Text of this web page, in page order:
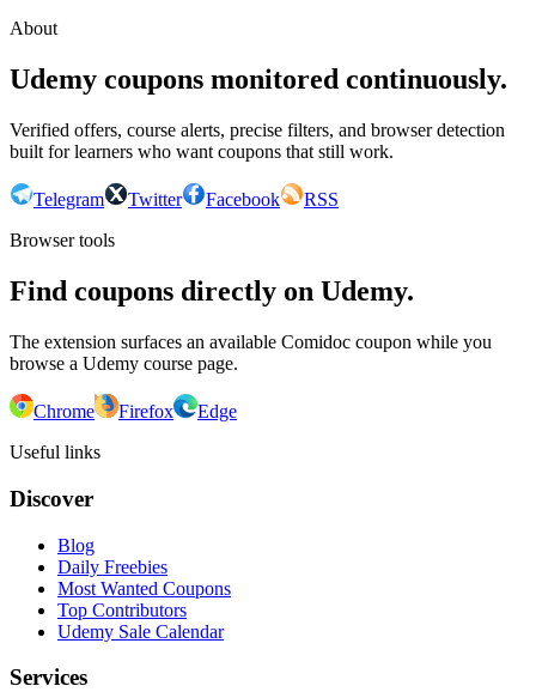
About
Udemy coupons monitored continuously.
Verified offers, course alerts, precise filters, and browser detection
built for learners who want coupons that still work.
Telegram Twitter Facebook
RSS
Browser tools
Find coupons directly on Udemy.
The extension surfaces an available Comidoc coupon while you
browse a Udemy course page.
Chrome Firefox
Edge
Useful links
Discover
Blog
Daily Freebies
Most Wanted Coupons
Top Contributors
Udemy Sale Calendar
Services